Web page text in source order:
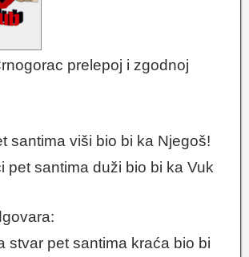
prelepoj i zgodnoj
santima viši bio bi ka Njegoš!
pet santima duži bio bi ka Vuk
stvar pet santima kraća bio bi